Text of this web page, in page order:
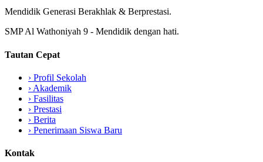
Mendidik Generasi Berakhlak & Berprestasi.
SMP Al Wathoniyah 9 - Mendidik dengan hati.
Tautan Cepat
› Profil Sekolah
› Akademik
› Fasilitas
› Prestasi
› Berita
› Penerimaan Siswa Baru
Kontak